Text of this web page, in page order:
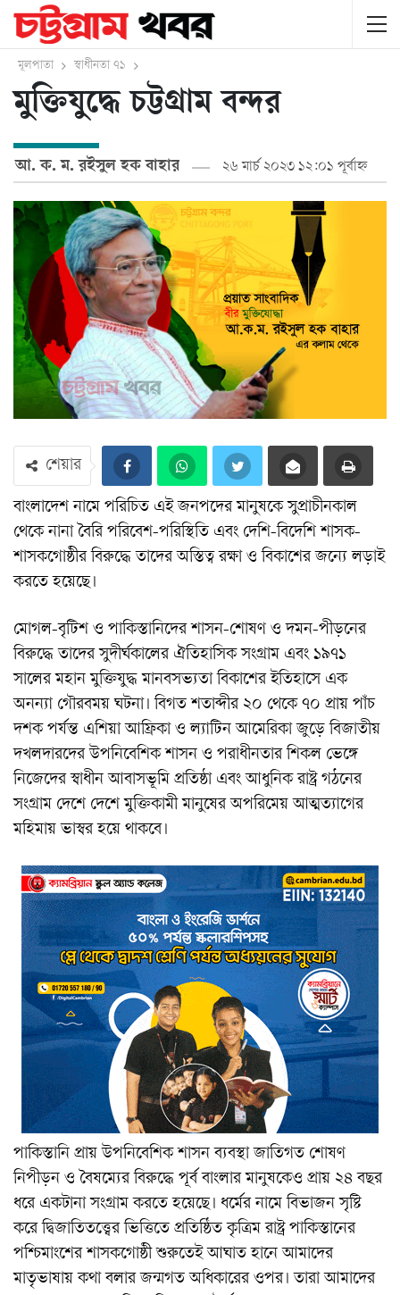
মূলপাতা স্বাধীনতা ৭১
মুক্তিযুদ্ধে চট্টগ্রাম বন্দর
আ. ক. ম. রইসুল হক বাহার ২৬ মার্চ ২০২৩ ১২:০১ পূর্বাহ্ন
শেয়ার
বাংলাদেশ নামে পরিচিত এই জনপদের মানুষকে সুপ্রাচীনকাল
থেকে নানা বৈরি পরিবেশ-পরিস্থিতি এবং দেশি-বিদেশি শাসক-
শাসকগোষ্ঠীর বিরুদ্ধে তাদের অস্তিত্ব রক্ষা ও বিকাশের জন্যে লড়াই
করতে হয়েছে।
মোগল-বৃটিশ ও পাকিস্তানিদের শাসন-শোষণ ও দমন-পীড়নের
বিরুদ্ধে তাদের সুদীর্ঘকালের ঐতিহাসিক সংগ্রাম এবং ১৯৭১
সালের মহান মুক্তিযুদ্ধ মানবসভ্যতা বিকাশের ইতিহাসে এক
অনন্যা গৌরবময় ঘটনা। বিগত শতাব্দীর ২০ থেকে ৭০ প্রায় পাঁচ
দশক পর্যন্ত এশিয়া আফ্রিকা ও ল্যাটিন আমেরিকা জুড়ে বিজাতীয়
দখলদারদের উপনিবেশিক শাসন ও পরাধীনতার শিকল ভেঙ্গে
নিজেদের স্বাধীন আবাসভূমি প্রতিষ্ঠা এবং আধুনিক রাষ্ট্র গঠনের
সংগ্রাম দেশে দেশে মুক্তিকামী মানুষের অপরিমেয় আত্মত্যাগের
মহিমায় ভাস্বর হয়ে থাকবে।
পাকিস্তানি প্রায় উপনিবেশিক শাসন ব্যবস্থা জাতিগত শোষণ
নিপীড়ন ও বৈষম্যের বিরুদ্ধে পূর্ব বাংলার মানুষকেও প্রায় ২৪ বছর
ধরে একটানা সংগ্রাম করতে হয়েছে। ধর্মের নামে বিভাজন সৃষ্টি
করে দ্বিজাতিতত্ত্বের ভিত্তিতে প্রতিষ্ঠিত কৃত্রিম রাষ্ট্র পাকিস্তানের
পশ্চিমাংশের শাসকগোষ্ঠী শুরুতেই আঘাত হানে আমাদের
মাতৃভাষায় কথা বলার জন্মগত অধিকারের ওপর। তারা আমাদের